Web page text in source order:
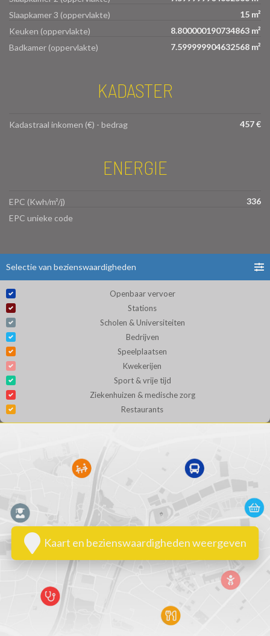
Slaapkamer 3 (oppervlakte)
15 m²
Keuken (oppervlakte)
8.800000190734863 m²
Badkamer (oppervlakte)
7.599999904632568 m²
KADASTER
Kadastraal inkomen (€) - bedrag 457 €
ENERGIE
EPC (Kwh/m²/j)
336
EPC unieke code
Selectie van bezienswaardigheden
Openbaar vervoer
Stations
Scholen & Universiteiten
Bedrijven
Speelplaatsen
Kwekerijen
Sport & vrije tijd
Ziekenhuizen & medische zorg
Restaurants
Kaart en bezienswaardigheden weergeven